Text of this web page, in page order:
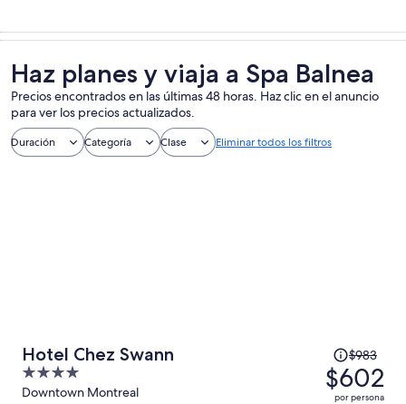
Haz planes y viaja a Spa Balnea
Precios encontrados en las últimas 48 horas. Haz clic en el anuncio
para ver los precios actualizados.
Duración Categoría Clase Eliminar todos los filtros
Hotel Chez Swann
4
out
Downtown Montreal
El
precio
era
$983
$602
por persona